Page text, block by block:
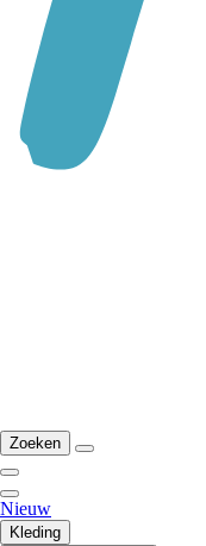
Zoeken
Nieuw
Kleding